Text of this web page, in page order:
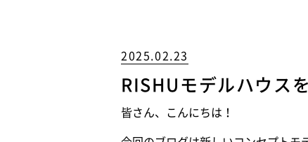
2025.02.23
RISHUモデルハウス
皆さん、こんにちは！